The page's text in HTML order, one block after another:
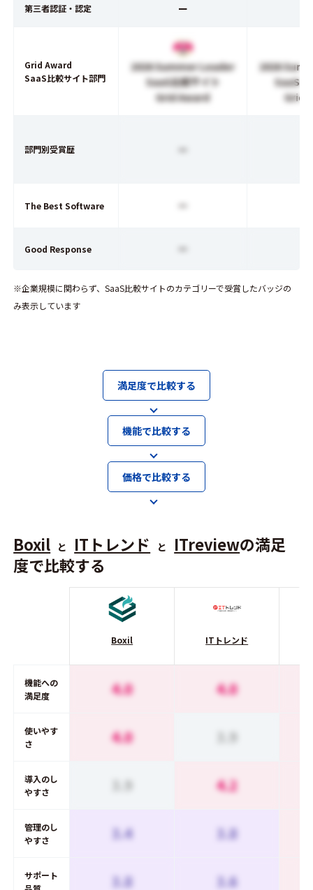
第三者認証・認定 ー
Grid Award
SaaS比較サイト部門
2026 Summer Leader
SaaS比較サイト
Grid Award
2026
SaaS比
Grid
部門別受賞歴 ー
The Best Software ー
Good Response ー
※企業規模に関わらず、SaaS比較サイトのカテゴリーで受賞したバッジの
み表示しています
満足度で比較する
機能で比較する
価格で比較する
Boxil と ITトレンド と ITreviewの満足
度で比較する
Boxil ITトレンド
機能への
満足度
4.0 4.0
使いやす
さ
4.0 3.9
導入のし
やすさ
3.9 4.2
管理のし
やすさ
3.4 3.8
サポート
3.8 3.6